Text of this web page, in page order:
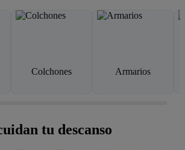
Colchones Armarios
tu descanso